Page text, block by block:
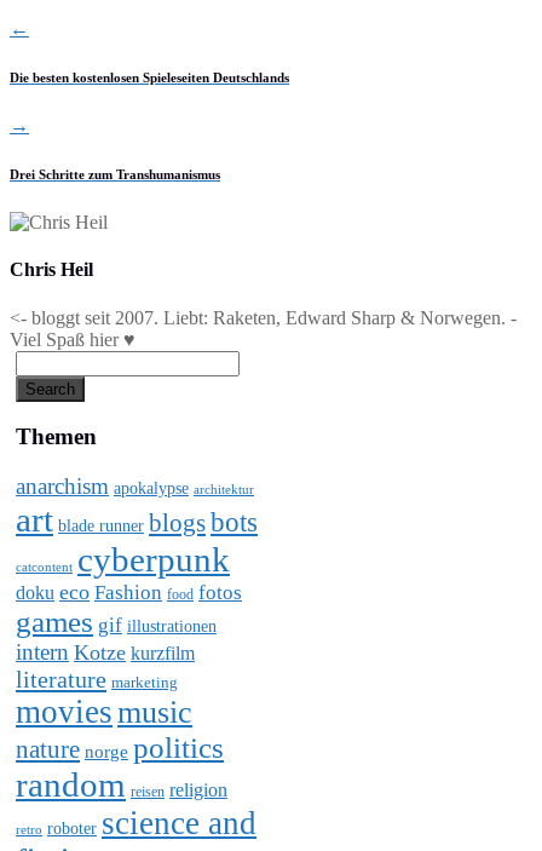
←
Die besten kostenlosen Spieleseiten Deutschlands
→
Drei Schritte zum Transhumanismus
Chris Heil
<- bloggt seit 2007. Liebt: Raketen, Edward Sharp & Norwegen. -
Viel Spaß hier ♥
Themen
anarchism apokalypse architektur
art blade runner blogsbots
catcontent cyberpunk
doku eco Fashion food fotos
games gif illustrationen
intern Kotze kurzfilm
literature marketing
moviesmusic
nature norge politics
random reisen religion
retro roboter science and